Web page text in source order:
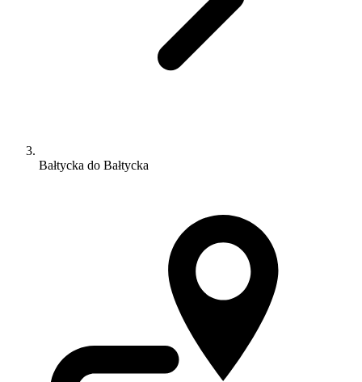
Bałtycka do Bałtycka